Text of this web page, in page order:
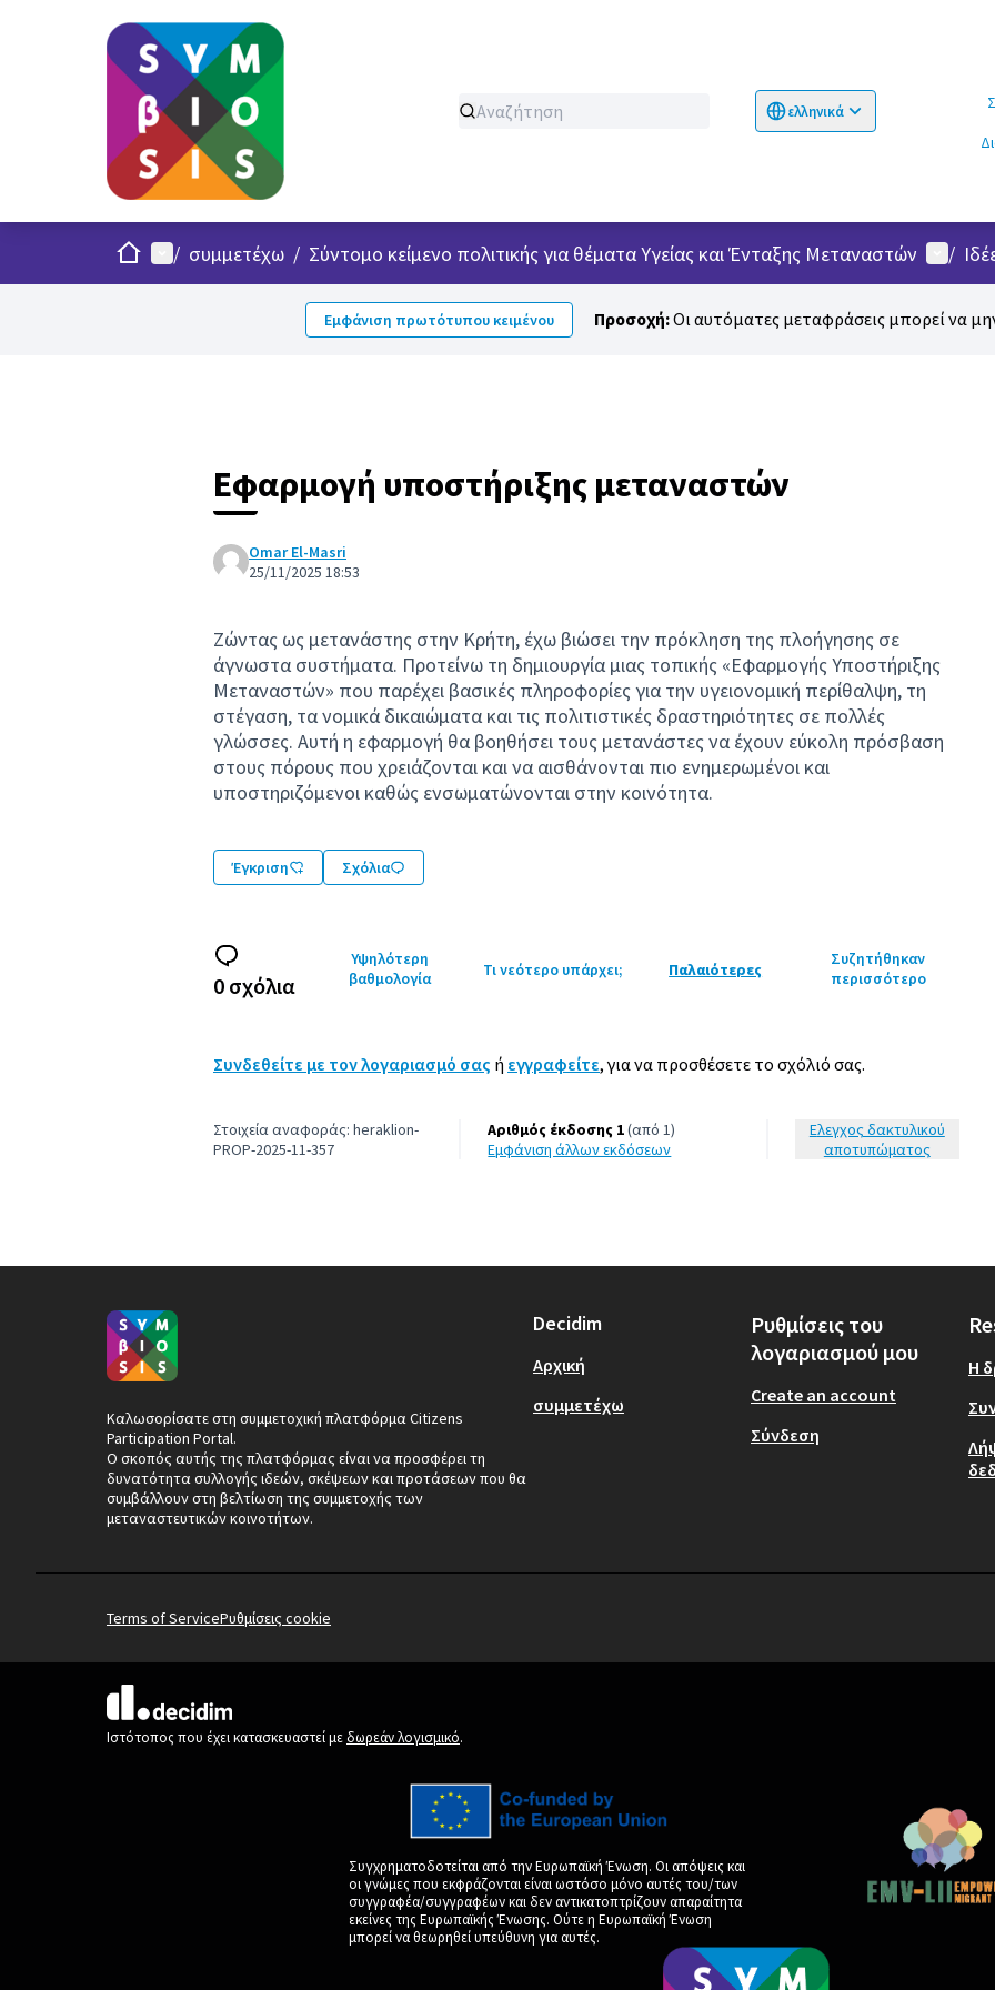
ελληνικά
Choose language
Σχετικά
ΣπίτιΚυρίως μενού
/ συμμετέχω / Σύντομο κείμενο πολιτικής για θέματα Υγείας και Ένταξης Μεταναστών Μενού
/
Εμφάνιση πρωτότυπου κειμένου Προσοχή:Οι αυτόματες μεταφράσεις μπορεί να
Εφαρμογή υποστήριξης μεταναστών
Omar El-Masri
25/11/2025 18:53
Ζώντας ως μετανάστης στην Κρήτη, έχω βιώσει την πρόκληση της πλοήγησης σε
άγνωστα συστήματα. Προτείνω τη δημιουργία μιας τοπικής «Εφαρμογής Υποστήριξης
Μεταναστών» που παρέχει βασικές πληροφορίες για την υγειονομική περίθαλψη, τη
στέγαση, τα νομικά δικαιώματα και τις πολιτιστικές δραστηριότητες σε πολλές
γλώσσες. Αυτή η εφαρμογή θα βοηθήσει τους μετανάστες να έχουν εύκολη πρόσβαση
στους πόρους που χρειάζονται και να αισθάνονται πιο ενημερωμένοι και
υποστηριζόμενοι καθώς ενσωματώνονται στην κοινότητα.
Έγκριση Σχόλια
0 σχόλια
Υψηλότερη
βαθμολογία
Τι νεότερο υπάρχει; Παλαιότερες
Συζητήθηκαν
περισσότερο
Συνδεθείτε με τον λογαριασμό σας ή εγγραφείτε, για να προσθέσετε το σχόλιό σας.
Στοιχεία αναφοράς: heraklion-
PROP-2025-11-357
Αριθμός έκδοσης 1(από 1)
εμφάνιση άλλων εκδόσεων
Έλεγχος δακτυλικού
αποτυπώματος
Καλωσορίσατε στη συμμετοχική πλατφόρμα Citizens
Participation Portal.
Ο σκοπός αυτής της πλατφόρμας είναι να προσφέρει τη
δυνατότητα συλλογής ιδεών, σκέψεων και προτάσεων που θα
συμβάλλουν στη βελτίωση της συμμετοχής των
μεταναστευτικών κοινοτήτων.
Decidim
Αρχική
συμμετέχω
Ρυθμίσεις του
λογαριασμού μου
Create an account
Σύνδεση
Η
Terms of ServiceΡυθμίσεις cookie
(Εξωτερική σύνδεση)
Ιστότοπος που έχει κατασκευαστεί με δωρεάν λογισμικό.
Συγχρηματοδοτείται από την Ευρωπαϊκή Ένωση. Οι απόψεις και
οι γνώμες που εκφράζονται είναι ωστόσο μόνο αυτές του/των
συγγραφέα/συγγραφέων και δεν αντικατοπτρίζουν απαραίτητα
εκείνες της Ευρωπαϊκής Ένωσης. Ούτε η Ευρωπαϊκή Ένωση
μπορεί να θεωρηθεί υπεύθυνη για αυτές.